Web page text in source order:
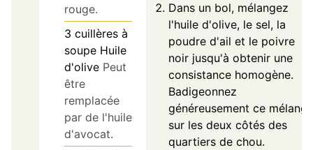
rouge.
3 cuillères à
soupe Huile
d'olive Peut
être
remplacée
par de l'huile
d'avocat.
Dans un bol, mélangez
l'huile d'olive, le sel, la
poudre d'ail et le poivre
noir jusqu'à obtenir une
consistance homogène.
Badigeonnez
généreusement ce mélange
sur les deux côtés des
quartiers de chou.